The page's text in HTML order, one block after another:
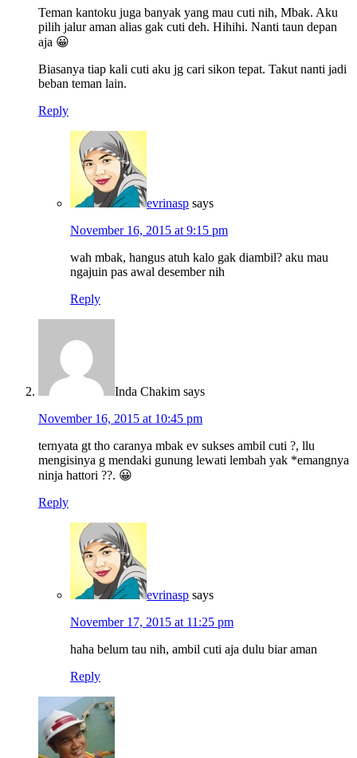
Teman kantoku juga banyak yang mau cuti nih, Mbak. Aku
pilih jalur aman alias gak cuti deh. Hihihi. Nanti taun depan
aja 😀
Biasanya tiap kali cuti aku jg cari sikon tepat. Takut nanti jadi
beban teman lain.
Reply
evrinasp says
November 16, 2015 at 9:15 pm
wah mbak, hangus atuh kalo gak diambil? aku mau
ngajuin pas awal desember nih
Reply
Inda Chakim says
November 16, 2015 at 10:45 pm
ternyata gt tho caranya mbak ev sukses ambil cuti ?, llu
mengisinya g mendaki gunung lewati lembah yak *emangnya
ninja hattori ??. 😀
Reply
evrinasp says
November 17, 2015 at 11:25 pm
haha belum tau nih, ambil cuti aja dulu biar aman
Reply